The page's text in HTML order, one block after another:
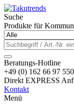
Suche
Produkte für
Beratungs-Hotline
+49 (0) 162 66 97 550
Direkt EXPRESS
Kontakt
Menü